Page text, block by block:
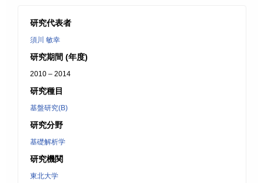
研究代表者
須川 敏幸
研究期間 (年度)
2010 – 2014
研究種目
基盤研究(B)
研究分野
基礎解析学
研究機関
東北大学